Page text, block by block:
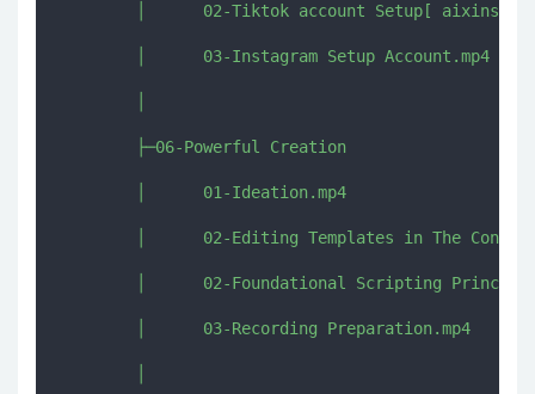
│      02-Tiktok account Setup[
        │      03-Instagram Setup Account.mp4
        ├─06-Powerful Creation
        │      01-Ideation.mp4
│      02-Editing Templates in The
│      02-Foundational Scripting
        │      03-Recording Preparation.mp4